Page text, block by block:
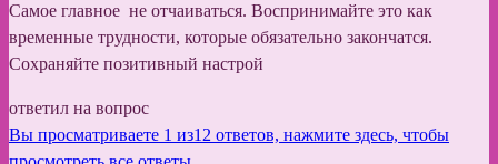
Самое главное не отчаиваться. Воспринимайте это как
временные трудности, которые обязательно закончатся.
Сохраняйте позитивный настрой
ответил на вопрос
Вы просматриваете 1 из12 ответов, нажмите здесь, чтобы